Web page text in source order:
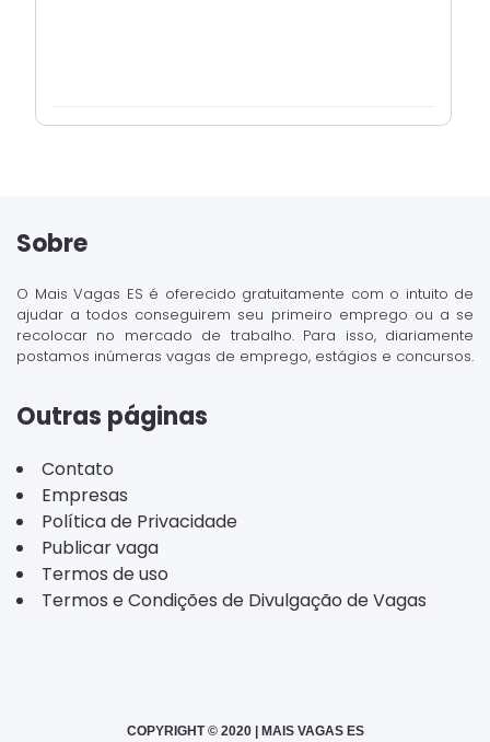
Sobre
O Mais Vagas ES é oferecido gratuitamente com o intuito de
ajudar a todos conseguirem seu primeiro emprego ou a se
recolocar no mercado de trabalho. Para isso, diariamente
postamos inúmeras vagas de emprego, estágios e concursos.
Outras páginas
Contato
Empresas
Política de Privacidade
Publicar vaga
Termos de uso
Termos e Condições de Divulgação de Vagas
COPYRIGHT © 2020 | MAIS VAGAS ES